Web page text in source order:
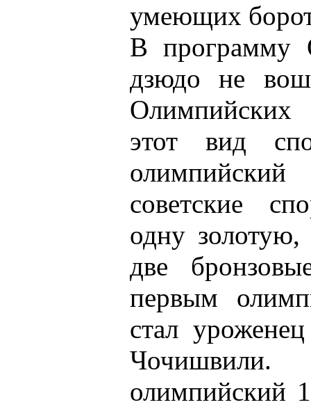
умеющих
В программу
дзюдо не
этот вид
советские
одну
две
первым
стал
олимпийский